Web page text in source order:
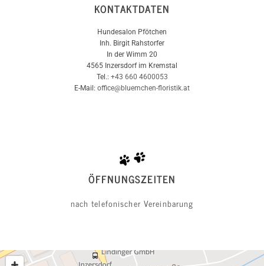
KONTAKTDATEN
Hundesalon Pfötchen
Inh. Birgit Rahstorfer
In der Wimm 20
4565 Inzersdorf im Kremstal
Tel.: +43 660 4600053
E-Mail: office@bluemchen-floristik.at
ÖFFNUNGSZEITEN
nach telefonischer Vereinbarung